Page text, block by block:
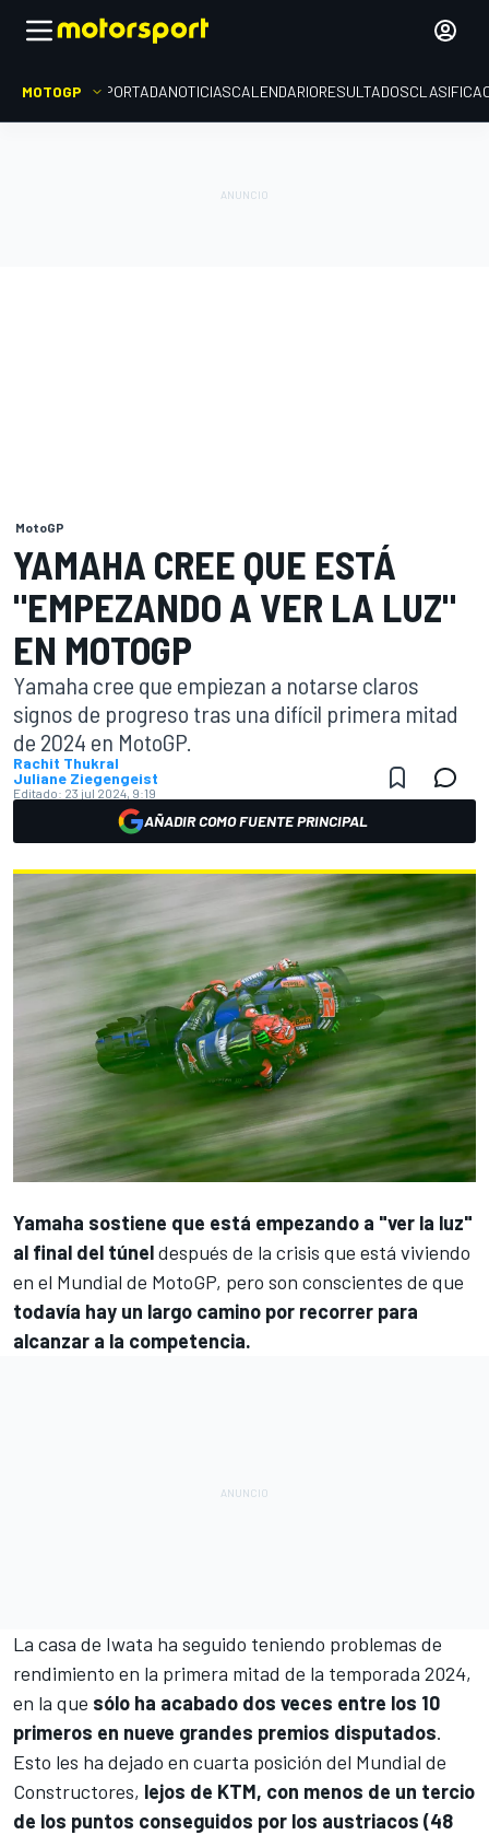
MOTOGP PORTADANOTICIASCALENDARIORESULTADOS
MotoGP
YAMAHA CREE QUE ESTÁ
"EMPEZANDO A VER LA LUZ"
EN MOTOGP
Yamaha cree que empiezan a notarse claros
signos de progreso tras una difícil primera mitad
de 2024 en MotoGP.
Rachit Thukral
Juliane Ziegengeist
Editado: 23 jul 2024, 9:19
AÑADIR COMO FUENTE PRINCIPAL
Yamaha sostiene que está empezando a "ver la luz"
al final del túneldespués de la crisis que está viviendo
en el Mundial de MotoGP, pero son conscientes de que
todavía hay un largo camino por recorrer para
alcanzar a la competencia.
La casa de Iwata ha seguido teniendo problemas de
rendimiento en la primera mitad de la temporada 2024,
en la que sólo ha acabado dos veces entre los 10
primeros en nueve grandes premios disputados.
Esto les ha dejado en cuarta posición del Mundial de
Constructores, lejos de KTM, con menos de un tercio
de los puntos conseguidos por los austriacos (48